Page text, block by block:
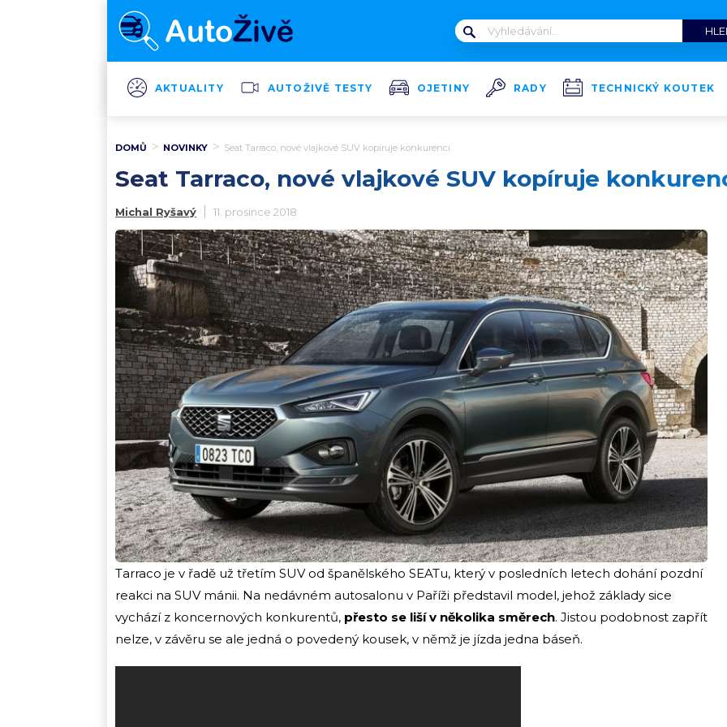
AKTUALITY AUTOŽIVĚ TESTY OJETINY RADY TECHNICKÝ KOUTEK
DOMŮ NOVINKY Seat Tarraco, nové vlajkové SUV kopíruje konkurenci
Seat Tarraco, nové vlajkové SUV kopíruje
Michal Ryšavý 11. prosince 2018
Tarraco je v řadě už třetím SUV od španělského SEATu, který v posledních letech dohání pozdní
reakci na SUV mánii. Na nedávném autosalonu v Paříži představil model, jehož základy sice
vychází z koncernových konkurentů, přesto se liší v několika směrech. Jistou podobnost zapřít
nelze, v závěru se ale jedná o povedený kousek, v němž je jízda jedna báseň.